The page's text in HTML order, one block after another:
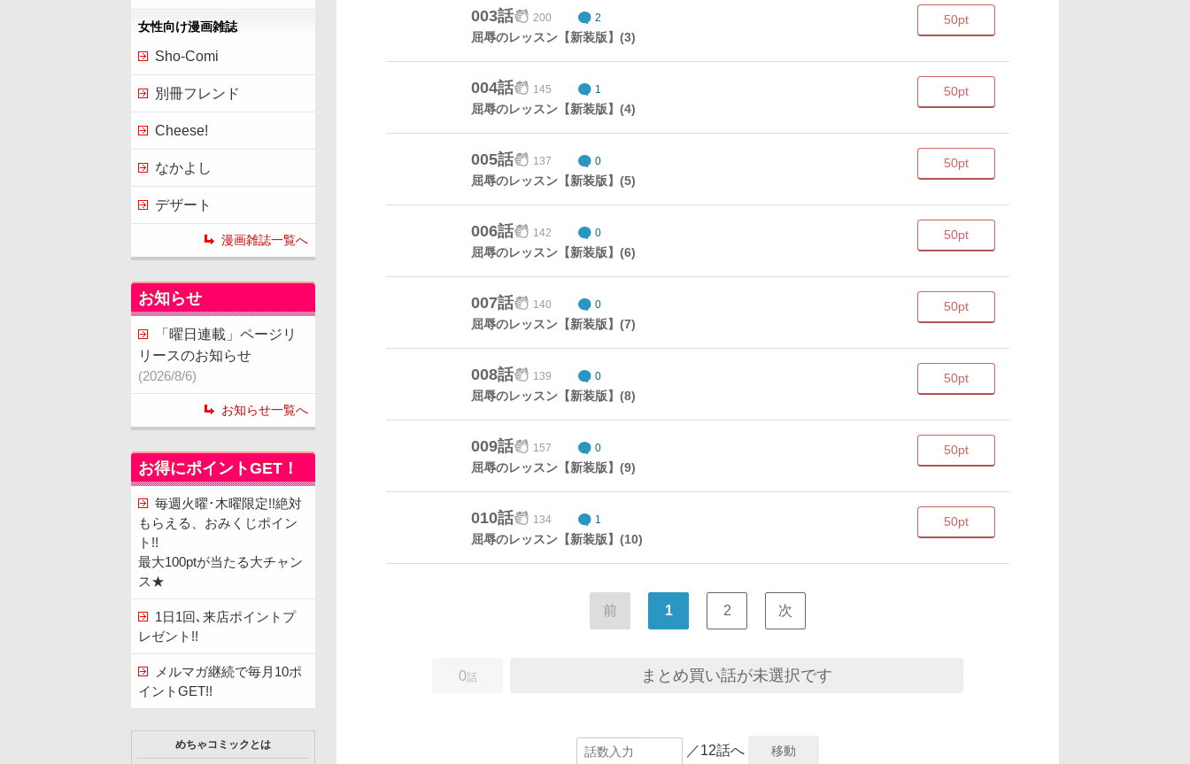
003話 200 2
屈辱のレッスン【新装版】(3)
50pt
004話 145 1
屈辱のレッスン【新装版】(4)
50pt
005話 137 0
屈辱のレッスン【新装版】(5)
50pt
006話 142 0
屈辱のレッスン【新装版】(6)
50pt
007話 140 0
屈辱のレッスン【新装版】(7)
50pt
008話 139 0
屈辱のレッスン【新装版】(8)
50pt
009話 157 0
屈辱のレッスン【新装版】(9)
50pt
010話 134 1
屈辱のレッスン【新装版】(10)
50pt
前 1 2 次
0話 まとめ買い話が未選択です
／12話へ
女性向け漫画雑誌
Sho-Comi
別冊フレンド
Cheese!
なかよし
デザート
漫画雑誌一覧へ
お知らせ
「曜日連載」ページリ
リースのお知らせ
(2026/8/6)
お知らせ一覧へ
お得にポイントGET！
毎週火曜･木曜限定!!絶対
もらえる、おみくじポイン
ト!!
最大100ptが当たる大チャン
ス★
1日1回､来店ポイントプ
レゼント!!
メルマガ継続で毎月10ポ
イントGET!!
めちゃコミックとは